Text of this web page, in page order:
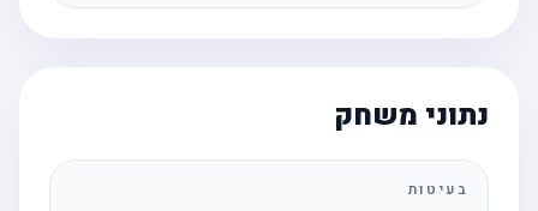
נתוני משחק
בעיטות